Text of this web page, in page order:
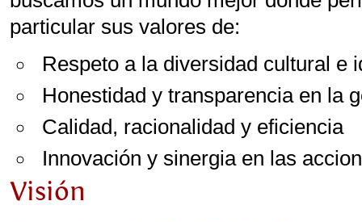
particular sus valores de:
Respeto a la diversidad cultural e
Honestidad y transparencia en la
Calidad, racionalidad y eficiencia
Innovación y sinergia en las
Visión